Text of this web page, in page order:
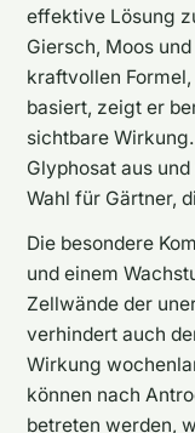
effektive Lösung
Giersch, Moos
kraftvollen
basiert, zeigt er
sichtbare
Glyphosat aus
Wahl für Gärtner,
Die besondere
und einem
Zellwände der
verhindert auch
Wirkung
können nach
betreten werden,